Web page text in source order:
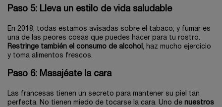
Paso 5: Lleva un estilo de vida saludable
En 2018, todas estamos avisadas sobre el tabaco; y fumar es
una de las peores cosas que puedes hacer para tu rostro.
Restringe también el consumo de alcohol
, haz mucho ejercicio
y toma alimentos frescos.
Paso 6: Masajéate la cara
Las francesas tienen un secreto para mantener su piel tan
perfecta. No tienen miedo de tocarse la cara. Uno de nuestros